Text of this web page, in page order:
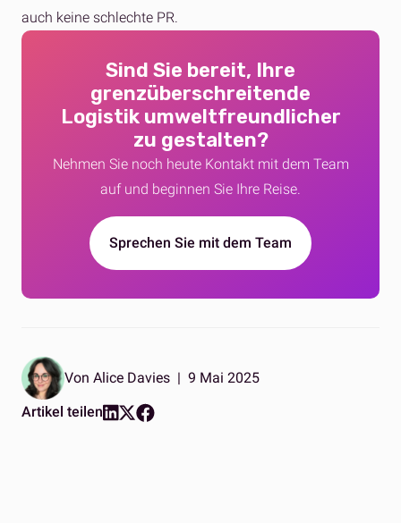
auch keine schlechte PR.
Sind Sie bereit, Ihre
grenzüberschreitende
Logistik umweltfreundlicher
zu gestalten?
Nehmen Sie noch heute Kontakt mit dem Team
auf und beginnen Sie Ihre Reise.
Sprechen Sie mit dem Team
Von Alice Davies | 9 Mai 2025
Artikel teilen